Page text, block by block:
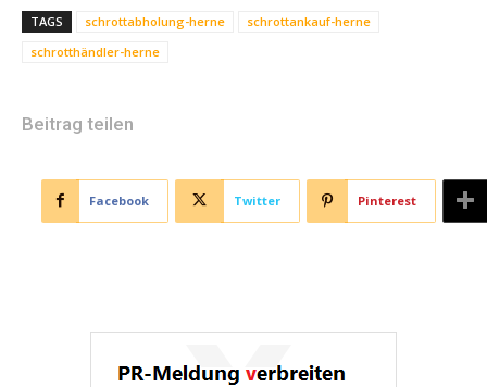
TAGS schrottabholung-herne
schrottankauf-herne
schrotthändler-herne
Beitrag teilen
Facebook Twitter Pinterest